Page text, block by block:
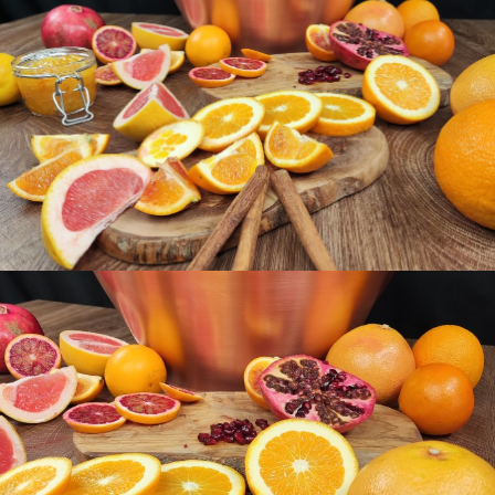
Reibeplätzchen so einfach aber unendlich
lecker
Ausdehnung der Zusammenarbeit mit
der belgischen Manufaktur Falk Culinair
download